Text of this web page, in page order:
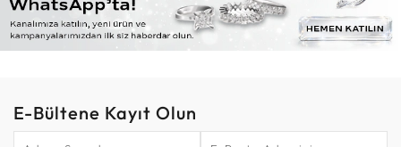
E-Bültene Kayıt Olun